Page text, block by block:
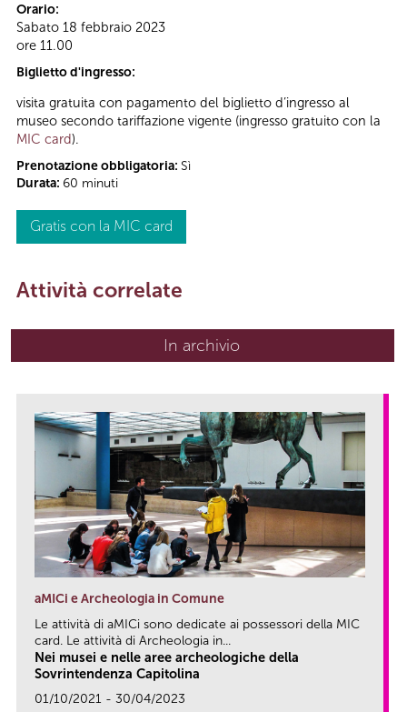
Orario:
Sabato 18 febbraio 2023
ore 11.00
Biglietto d'ingresso:
visita gratuita con pagamento del biglietto d’ingresso al
museo secondo tariffazione vigente (ingresso gratuito con la
MIC card).
Prenotazione obbligatoria: Sì
Durata: 60 minuti
Gratis con la MIC card
Attività correlate
In archivio
aMICi e Archeologia in Comune
Le attività di aMICi sono dedicate ai possessori della MIC
card. Le attività di Archeologia in...
Nei musei e nelle aree archeologiche della
Sovrintendenza Capitolina
01/10/2021 - 30/04/2023